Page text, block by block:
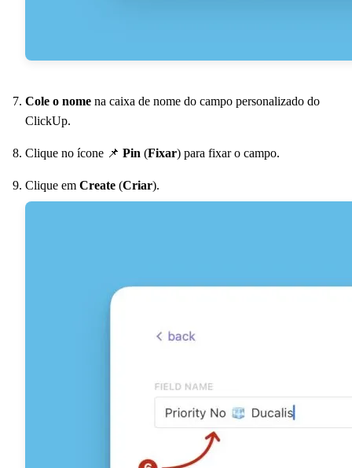
Cole o nome na caixa de nome do campo personalizado do
ClickUp.
Clique no ícone 📌 Pin (Fixar) para fixar o campo.
Clique em Create (Criar).